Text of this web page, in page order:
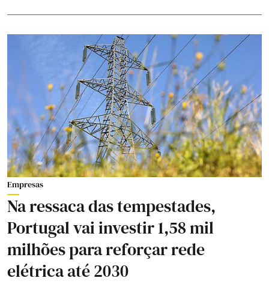
Empresas
Na ressaca das tempestades,
Portugal vai investir 1,58 mil
milhões para reforçar rede
elétrica até 2030